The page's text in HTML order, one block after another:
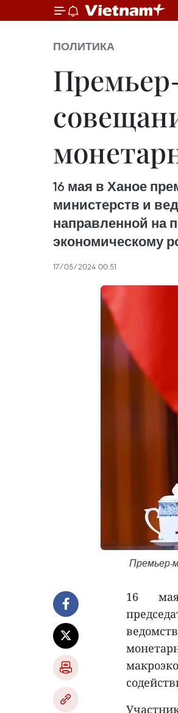
ПОЛИТИКА
16 мая в Ханое
министерств и
направленной на
экономическому
17/05/2024 00:51
Премьер-
16